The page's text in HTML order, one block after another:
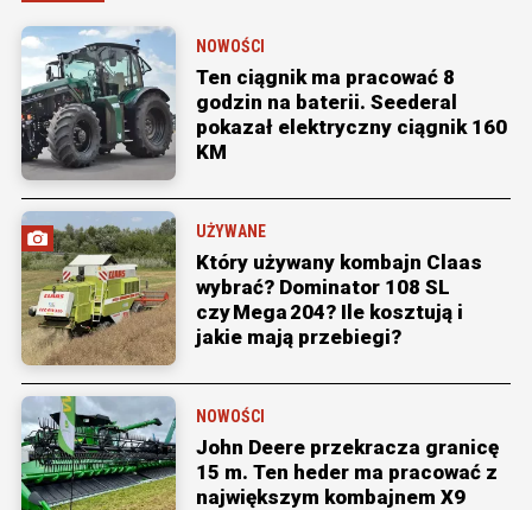
NOWOŚCI
Ten ciągnik ma pracować 8
godzin na baterii. Seederal
pokazał elektryczny ciągnik 160
KM
UŻYWANE
Który używany kombajn Claas
wybrać? Dominator 108 SL
czy Mega 204? Ile kosztują i
jakie mają przebiegi?
NOWOŚCI
John Deere przekracza granicę
15 m. Ten heder ma pracować z
największym kombajnem X9